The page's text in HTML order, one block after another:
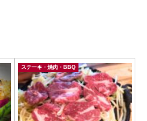
ステーキ・焼肉・BBQ